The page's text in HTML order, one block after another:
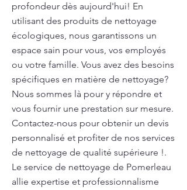
profondeur dès aujourd'hui! En
utilisant des produits de nettoyage
écologiques, nous garantissons un
espace sain pour vous, vos employés
ou votre famille. Vous avez des besoins
spécifiques en matière de nettoyage?
Nous sommes là pour y répondre et
vous fournir une prestation sur mesure.
Contactez-nous pour obtenir un devis
personnalisé et profiter de nos services
de nettoyage de qualité supérieure !.
Le service de nettoyage de Pomerleau
allie expertise et professionnalisme